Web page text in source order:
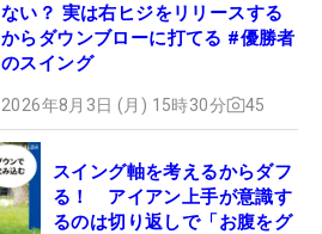
ない？ 実は右ヒジをリリースする
からダウンブローに打てる #優勝者
のスイング
2026年8月3日 (月) 15時30分 45
スイング軸を考えるからダフ
る！ アイアン上手が意識す
るのは切り返しで「お腹をグ